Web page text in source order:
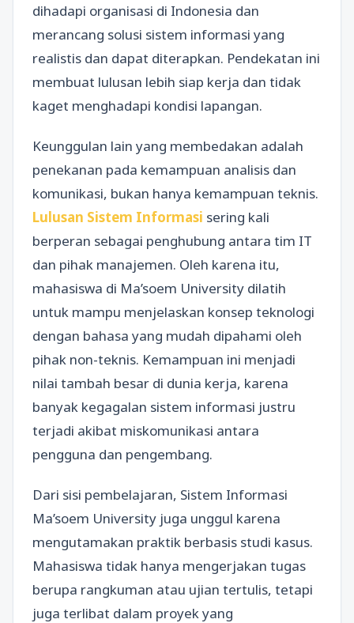
dihadapi organisasi di Indonesia dan
merancang solusi sistem informasi yang
realistis dan dapat diterapkan. Pendekatan ini
membuat lulusan lebih siap kerja dan tidak
kaget menghadapi kondisi lapangan.
Keunggulan lain yang membedakan adalah
penekanan pada kemampuan analisis dan
komunikasi, bukan hanya kemampuan teknis.
Lulusan Sistem Informasi sering kali
berperan sebagai penghubung antara tim IT
dan pihak manajemen. Oleh karena itu,
mahasiswa di Ma’soem University dilatih
untuk mampu menjelaskan konsep teknologi
dengan bahasa yang mudah dipahami oleh
pihak non-teknis. Kemampuan ini menjadi
nilai tambah besar di dunia kerja, karena
banyak kegagalan sistem informasi justru
terjadi akibat miskomunikasi antara
pengguna dan pengembang.
Dari sisi pembelajaran, Sistem Informasi
Ma’soem University juga unggul karena
mengutamakan praktik berbasis studi kasus.
Mahasiswa tidak hanya mengerjakan tugas
berupa rangkuman atau ujian tertulis, tetapi
juga terlibat dalam proyek yang